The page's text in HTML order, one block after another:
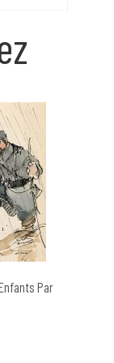
Par